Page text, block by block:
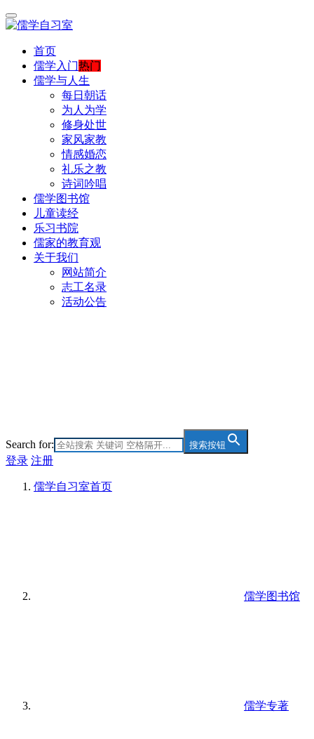
首页
儒学入门热门
儒学与人生
每日朝话
为人为学
修身处世
家风家教
情感婚恋
礼乐之教
诗词吟唱
儒学图书馆
儿童读经
乐习书院
儒家的教育观
关于我们
网站简介
志工名录
活动公告
Search for: 搜索按钮
登录 注册
儒学自习室首页
儒学图书馆
儒学专著